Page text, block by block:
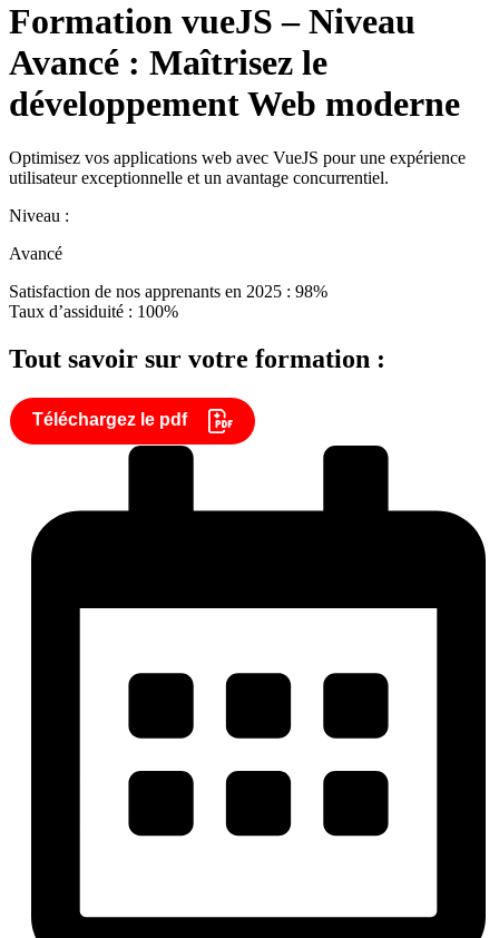
Formation vueJS – Niveau
Avancé : Maîtrisez le
développement Web moderne
Optimisez vos applications web avec VueJS pour une expérience
utilisateur exceptionnelle et un avantage concurrentiel.
Niveau :
Avancé
Satisfaction de nos apprenants en 2025 : 98%
Taux d’assiduité : 100%
Tout savoir sur votre formation :
Téléchargez le pdf